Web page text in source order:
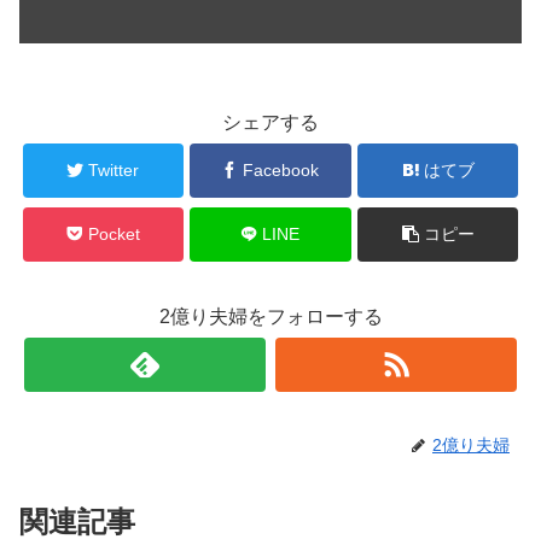
シェアする
Twitter Facebook はてブ
Pocket LINE コピー
2億り夫婦をフォローする
2億り夫婦
関連記事